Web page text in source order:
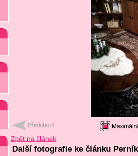
Zpět na článek
Další fotografie ke článku